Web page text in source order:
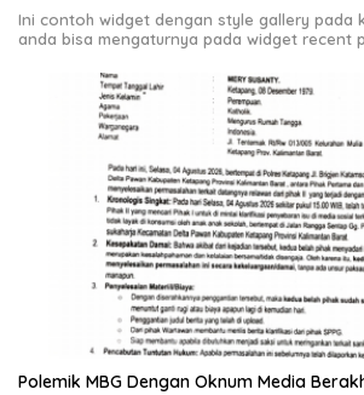
Ini contoh widget dengan style gallery pada
anda bisa mengaturnya pada widget recent
Polemik MBG Dengan Oknum Media